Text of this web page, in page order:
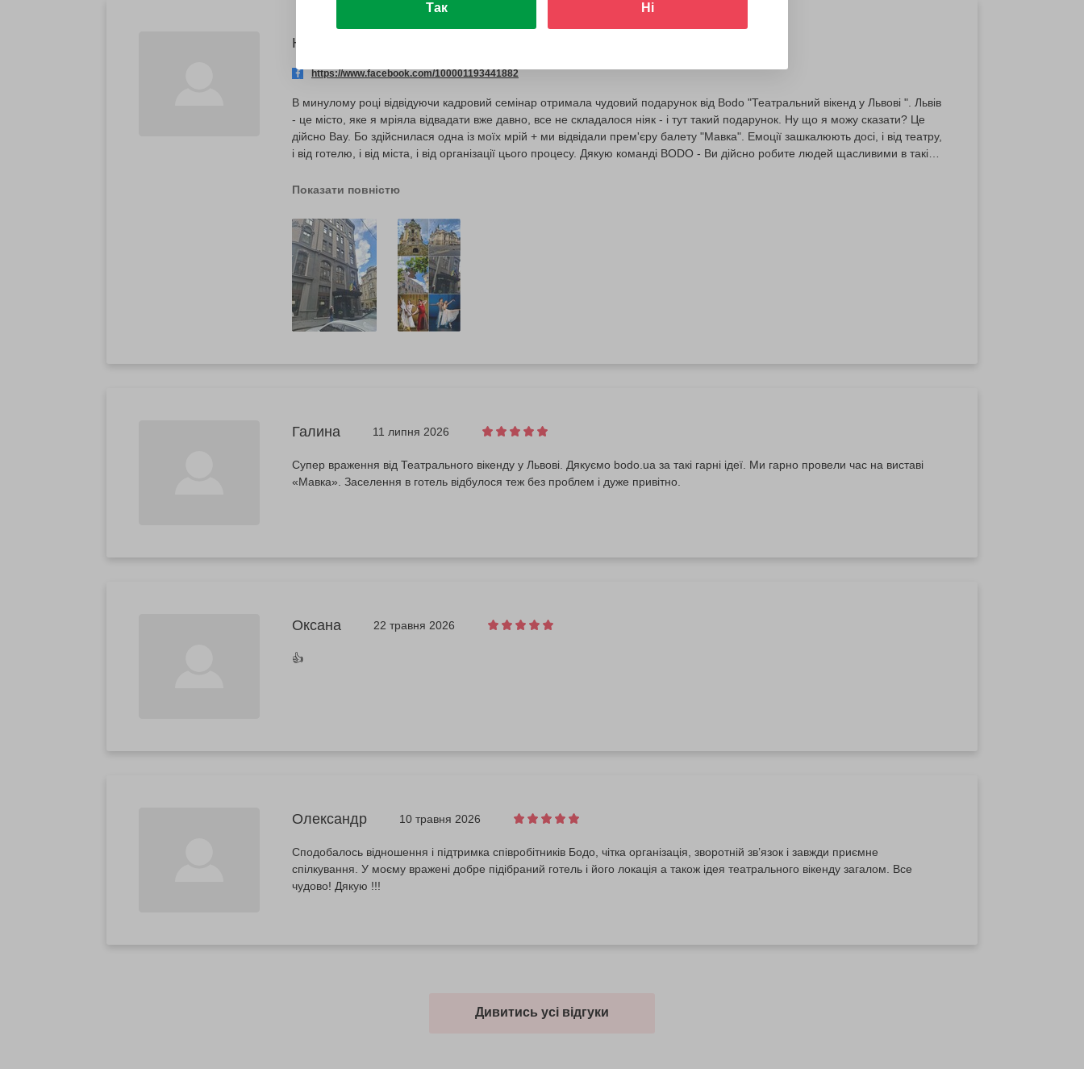
Наталія
https://www.facebook.com/100001193441882
В минулому році відвідуючи кадровий семінар отримала чудовий подарунок від Bodo "Театральний вікенд у Львові ". Львів
- це місто, яке я мріяла відвадати вже давно, все не складалося ніяк - і тут такий подарунок. Ну що я можу сказати? Це
дійсно Вау. Бо здійснилася одна із моїх мрій + ми відвідали прем'єру балету "Мавка". Емоції зашкалюють досі, і від театру,
і від готелю, і від міста, і від організації цього процесу. Дякую команді BODO - Ви дійсно робите людей щасливими в такі
Показати повністю
Галина 11 липня 2026
Супер враження від Театрального вікенду у Львові. Дякуємо bodo.ua за такі гарні ідеї. Ми гарно провели час на виставі
«Мавка». Заселення в готель відбулося теж без проблем і дуже привітно.
Оксана 22 травня 2026
👍
Олександр 10 травня 2026
Сподобалось відношення і підтримка співробітників Бодо, чітка організація, зворотній зв’язок і завжди приємне
спілкування. У моєму вражені добре підібраний готель і його локація а також ідея театрального вікенду загалом. Все
чудово! Дякую !!!
Дивитись усі відгуки
Так Ні